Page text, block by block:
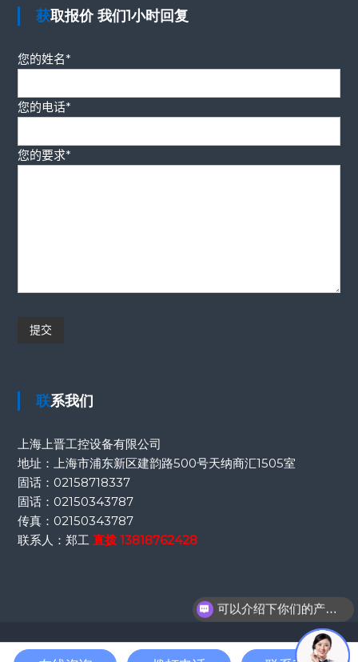
获取报价 我们1小时回复
您的姓名*
您的电话*
您的要求*
联系我们
上海上晋工控设备有限公司
地址：上海市浦东新区建韵路500号天纳商汇1505室
固话： 02158718337
固话： 02150343787
传真： 02150343787
联系人：郑工直拨 13818762428
Copyright © 2026自控阀门解决方案.版权所有 上海上晋工控设备有限公司 保
可以介绍下你们的产品么？